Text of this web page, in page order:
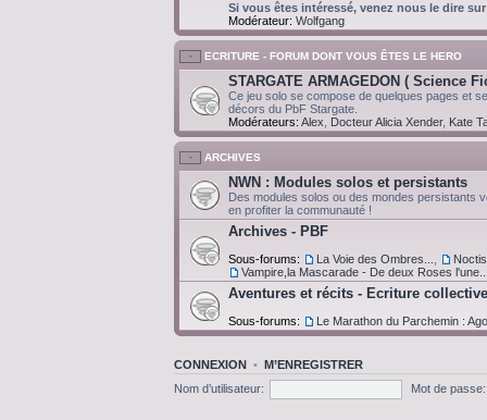
Si vous êtes intéressé, venez nous le dire sur
Modérateur: Wolfgang
ECRITURE - FORUM DONT VOUS ÊTES LE HERO
STARGATE ARMAGEDON ( Science
Ce jeu solo se compose de quelques pages et
décors du PbF Stargate.
Modérateurs: Alex Docteur Alicia Xender, Kate
ARCHIVES
NWN : Modules solos et persistants
Des modules solos ou des mondes persistants
en profiter la communauté !
Archives - PBF
Sous-forums: La Voie des Ombres...
Vampire,la Mascarade - De deux Roses
Aventures et récits - Ecriture collective
Sous-forums: Le Marathon du Parchemin :
CONNEXION • M’ENREGISTRER
Nom d’utilisateur:
Mot de passe: